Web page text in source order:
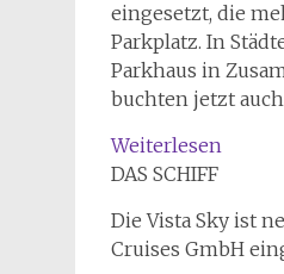
eingesetzt, die
Parkplatz. In
Parkhaus in
buchten jetzt
Weiterlesen
den
Süden.
DAS SCHIFF
Die Vista Sky ist
Cruises GmbH